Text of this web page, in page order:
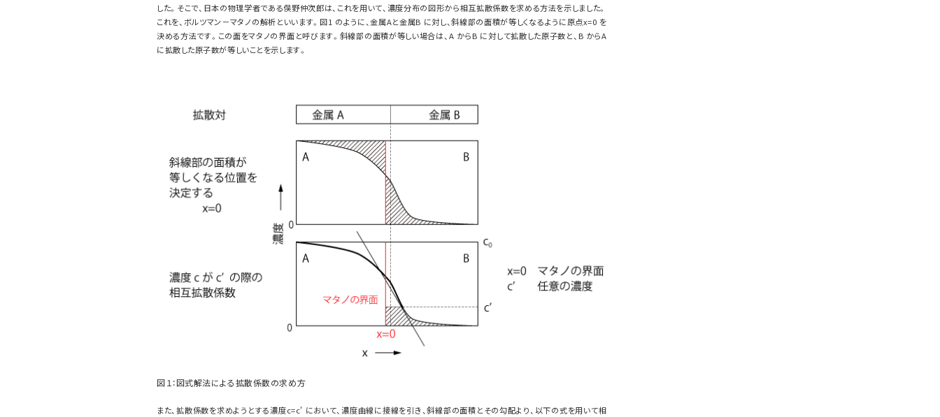
した。そこで、日本の物理学者である俣野仲次郎は、これを用いて、濃度分布の図形から相互拡散係数を求める方法を示しました。
これを、ボルツマン－マタノの解析といいます。図1 のように、金属Aと金属B に対し、斜線部の面積が等しくなるように原点x=0 を
決める方法です。この面をマタノの界面と呼びます。斜線部の面積が等しい場合は、A からB に対して拡散した原子数と、B からA
に拡散した原子数が等しいことを示します。
図１：図式解法による拡散係数の求め方
また、拡散係数を求めようとする濃度c=c' において、濃度曲線に接線を引き、斜線部の面積とその勾配より、以下の式を用いて相